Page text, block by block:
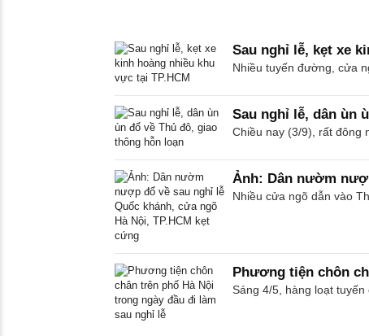
Sau nghỉ lễ, kẹt xe
Nhiều tuyến đường, cửa
Sau nghỉ lễ, dân ùn
Chiều nay (3/9), rất đông
Ảnh: Dân nườm
Nhiều cửa ngõ dẫn vào
Phương tiện chôn
Sáng 4/5, hàng loạt